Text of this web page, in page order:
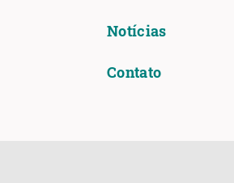
Notícias
Contato